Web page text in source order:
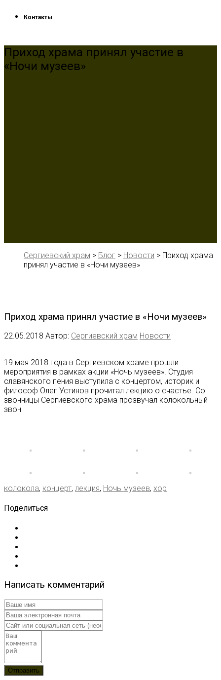
Контакты
Приход храма принял участие в
«Ночи музеев»
Сергиевский храм > Блог > Новости > Приход храма
принял участие в «Ночи музеев»
Приход храма принял участие в «Ночи музеев»
22.05.2018 Автор: Сергиевский храм Новости
19 мая 2018 года в Сергиевском храме прошли
мероприятия в рамках акции «Ночь музеев». Студия
славянского пения выступила с концертом, историк и
философ Олег Устинов прочитал лекцию о счастье. Со
звонницы Сергиевского храма прозвучал колокольный
звон
колокола, концерт, лекция, Ночь музеев, хор
Поделиться
Написать комментарий